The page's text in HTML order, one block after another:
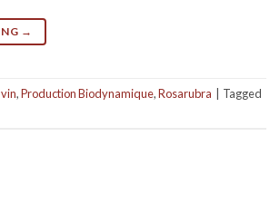
→
,Production Biodynamique,Rosarubra
Tagged